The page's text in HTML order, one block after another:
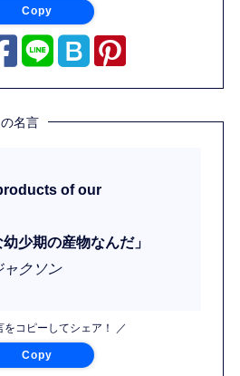
Copy
名言
of our
幼少期の産物なんだ」
ャクソン
をコピーしてシェア！ ／
Copy